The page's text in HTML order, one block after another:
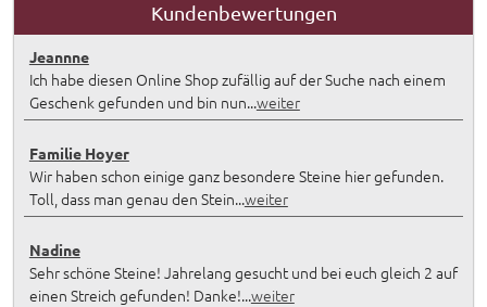
Kundenbewertungen
Jeannne
Ich habe diesen Online Shop zufällig auf der Suche nach einem
Geschenk gefunden und bin nun...weiter
Familie Hoyer
Wir haben schon einige ganz besondere Steine hier gefunden.
Toll, dass man genau den Stein...weiter
Nadine
Sehr schöne Steine! Jahrelang gesucht und bei euch gleich 2 auf
einen Streich gefunden! Danke!...weiter